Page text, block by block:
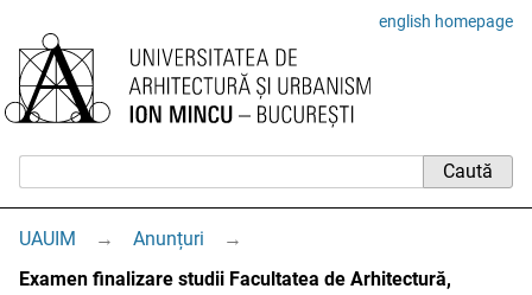
english homepage
UAUIM → Anunțuri
→
Examen finalizare studii Facultatea de Arhitectură,